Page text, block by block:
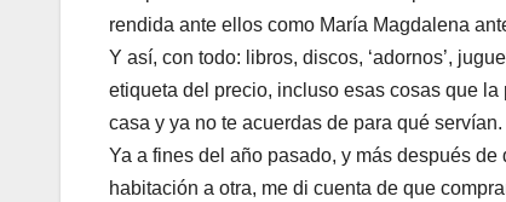
rendida ante ellos como María Magdalena
Y así, con todo: libros, discos, ‘adornos’,
etiqueta del precio, incluso esas cosas que
casa y ya no te acuerdas de para qué servían.
Ya a fines del año pasado, y más después
habitación a otra, me di cuenta de que